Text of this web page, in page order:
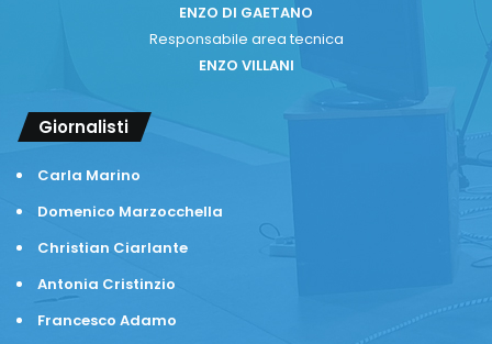
ENZO DI GAETANO
Responsabile area tecnica
ENZO VILLANI
Giornalisti
Carla Marino
Domenico Marzocchella
Christian Ciarlante
Antonia Cristinzio
Francesco Adamo